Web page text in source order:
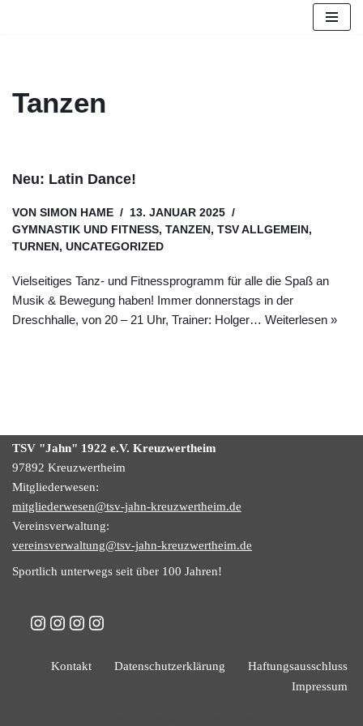
Tanzen
Neu: Latin Dance!
VON SIMON HAME
13. JANUAR 2025
GYMNASTIK UND FITNESS, TANZEN , TSV ALLGEMEIN ,
TURNEN , UNCATEGORIZED
Vielseitiges Tanz- und Fitnessprogramm für alle die Spaß an
Musik & Bewegung haben! Immer donnerstags in der
Dreschhalle, von 20 – 21 Uhr, Trainer: Holger… Weiterlesen »
TSV "Jahn" 1922 e.V. Kreuzwertheim
97892 Kreuzwertheim
Mitgliederwesen:
mitgliederwesen@tsv-jahn-kreuzwertheim.de
Vereinsverwaltung:
vereinsverwaltung@tsv-jahn-kreuzwertheim.de
Sportlich unterwegs seit über 100 Jahren!
Kontakt Datenschutzerklärung
Haftungsausschluss
Impressum